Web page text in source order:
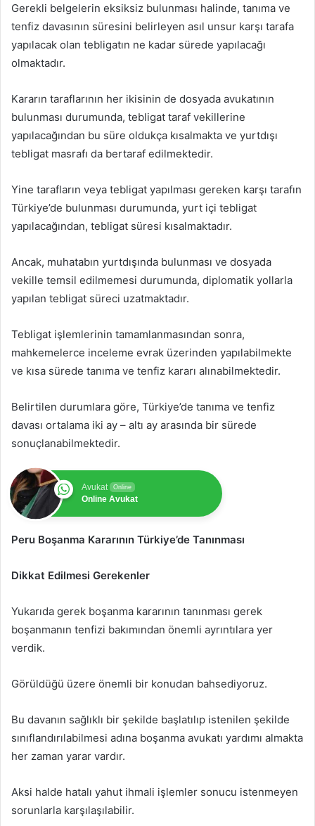
Gerekli belgelerin eksiksiz bulunması halinde, tanıma ve
tenfiz davasının süresini belirleyen asıl unsur karşı tarafa
yapılacak olan tebligatın ne kadar sürede yapılacağı
olmaktadır.
Kararın taraflarının her ikisinin de dosyada avukatının
bulunması durumunda, tebligat taraf vekillerine
yapılacağından bu süre oldukça kısalmakta ve yurtdışı
tebligat masrafı da bertaraf edilmektedir.
Yine tarafların veya tebligat yapılması gereken karşı tarafın
Türkiye’de bulunması durumunda, yurt içi tebligat
yapılacağından, tebligat süresi kısalmaktadır.
Ancak, muhatabın yurtdışında bulunması ve dosyada
vekille temsil edilmemesi durumunda, diplomatik yollarla
yapılan tebligat süreci uzatmaktadır.
Tebligat işlemlerinin tamamlanmasından sonra,
mahkemelerce inceleme evrak üzerinden yapılabilmekte
ve kısa sürede tanıma ve tenfiz kararı alınabilmektedir.
Belirtilen durumlara göre, Türkiye’de tanıma ve tenfiz
davası ortalama iki ay – altı ay arasında bir sürede
sonuçlanabilmektedir.
Avukat Online
Online Avukat
Peru Boşanma Kararının Türkiye’de Tanınması
Dikkat Edilmesi Gerekenler
Yukarıda gerek boşanma kararının tanınması gerek
boşanmanın tenfizi bakımından önemli ayrıntılara yer
verdik.
Görüldüğü üzere önemli bir konudan bahsediyoruz.
Bu davanın sağlıklı bir şekilde başlatılıp istenilen şekilde
sınıflandırılabilmesi adına boşanma avukatı yardımı almakta
her zaman yarar vardır.
Aksi halde hatalı yahut ihmali işlemler sonucu istenmeyen
sorunlarla karşılaşılabilir.